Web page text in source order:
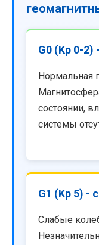
G0 (Kp 0-2)
Нормальная
состоянии,
системы
G1 (Kp 5) -
Слабые